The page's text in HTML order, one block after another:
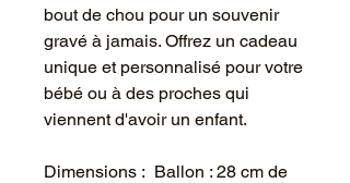
bout de chou pour un souvenir
gravé à jamais. Offrez un cadeau
unique et personnalisé pour votre
bébé ou à des proches qui
viennent d'avoir un enfant.
Dimensions : Ballon : 28 cm de